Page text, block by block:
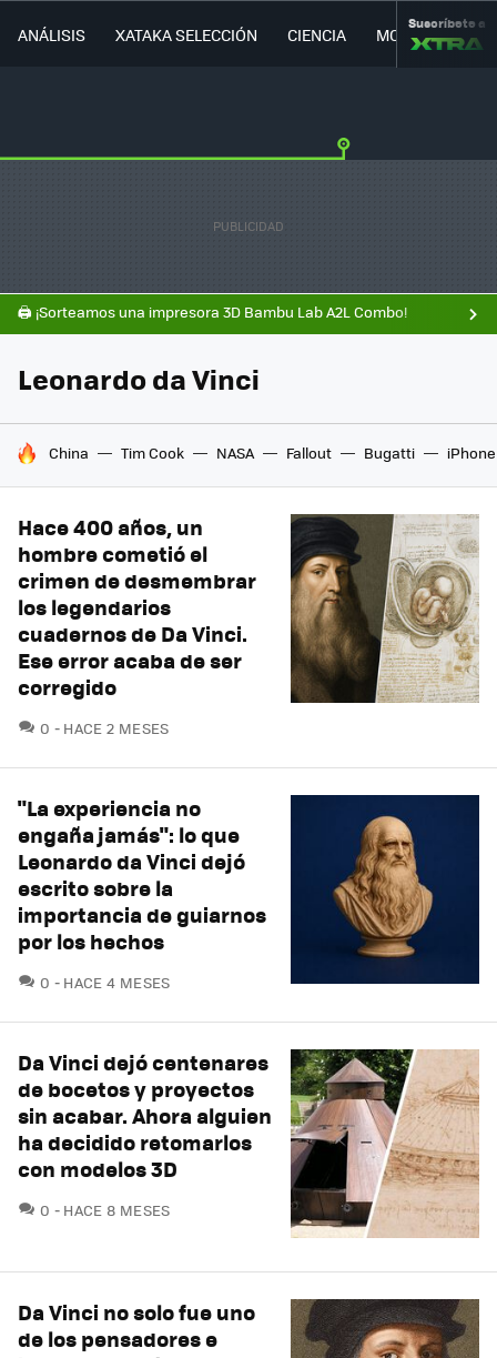
ANÁLISIS XATAKA SELECCIÓN CIENCIA MOVILIDAD
Suscríbete a
🖨️ ¡Sorteamos una impresora 3D Bambu Lab A2L Combo!
Leonardo da Vinci
HOY SE HABLA DE
China Tim Cook NASA Fallout Bugatti iPhone
Hace 400 años, un
hombre cometió el
crimen de desmembrar
los legendarios
cuadernos de Da Vinci.
Ese error acaba de ser
corregido
0 COMENTARIOS
HACE 2 MESES
"La experiencia no
engaña jamás": lo que
Leonardo da Vinci dejó
escrito sobre la
importancia de guiarnos
por los hechos
0 COMENTARIOS
HACE 4 MESES
Da Vinci dejó centenares
de bocetos y proyectos
sin acabar. Ahora alguien
ha decidido retomarlos
con modelos 3D
0 COMENTARIOS
HACE 8 MESES
Da Vinci no solo fue uno
de los pensadores e